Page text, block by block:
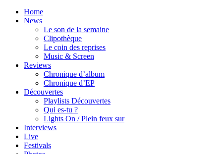
Home
News
Le son de la semaine
Clipothèque
Le coin des reprises
Music & Screen
Reviews
Chronique d’album
Chronique d’EP
Découvertes
Playlists Découvertes
Qui es-tu ?
Lights On / Plein feux sur
Interviews
Live
Festivals